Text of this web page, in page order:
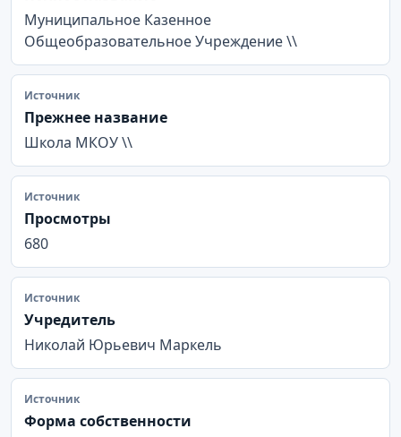
Муниципальное Казенное
Общеобразовательное Учреждение \\
Источник
Прежнее название
Школа МКОУ \\
Источник
Просмотры
680
Источник
Учредитель
Николай Юрьевич Маркель
Источник
Форма собственности